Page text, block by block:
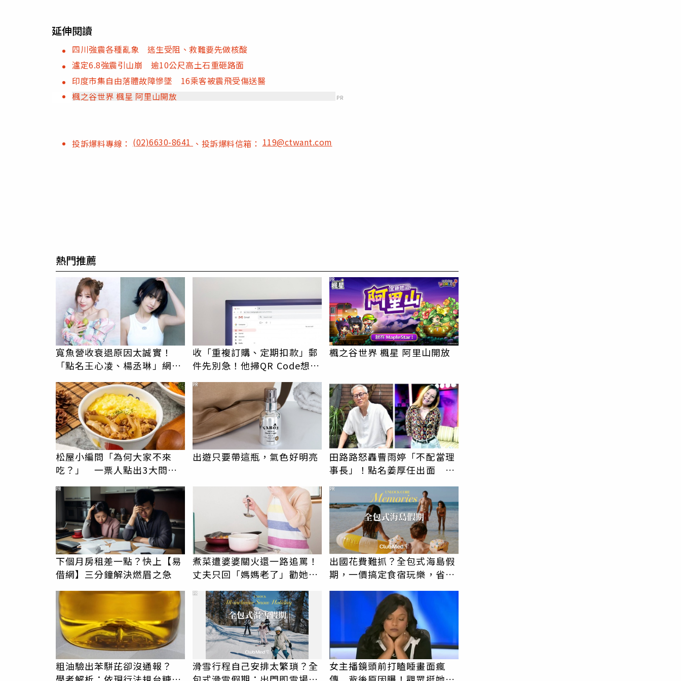
延伸閱讀
四川強震各種亂象 逃生受阻、救難要先做核酸
瀘定6.8強震引山崩 逾10公尺高土石重砸路面
印度市集自由落體故障慘墜 16乘客被震飛受傷送醫
楓之谷世界 楓星 阿里山開放
PR
投訴爆料專線： (02)6630-8641 、投訴爆料信箱：119@ctwant.com
熱門推薦
寬魚營收衰退原因太誠實！
「點名王心凌、楊丞琳」網笑
收「重複訂購、定期扣款」郵
件先別急！他掃QR Code想取
楓之谷世界 楓星 阿里山開放
PR
松屋小編問「為何大家不來
吃？」 一票人點出3大問
出遊只要帶這瓶，氣色好明亮
PR
田路路怒轟曹雨婷「不配當理
事長」！點名姜厚任出面 本
下個月房租差一點？快上【易
借網】三分鐘解決燃眉之急
PR
煮菜遭婆婆關火還一路追罵！
丈夫只回「媽媽老了」勸她別
計較 人妻超崩潰：我像台傭
出國花費難抓？全包式海島假
期，一價搞定食宿玩樂，省錢
更省心！
PR
粗油驗出苯駢芘卻沒通報？
滑雪行程自己安排太繁瑣？全
PR
女主播鏡頭前打瞌睡畫面瘋